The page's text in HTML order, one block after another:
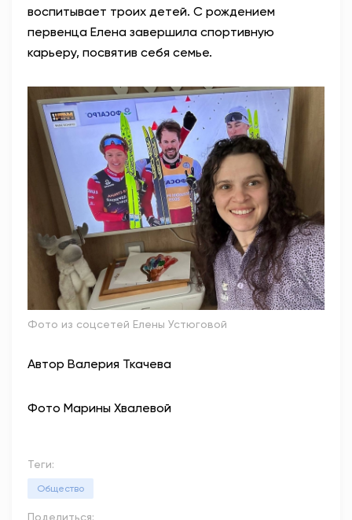
воспитывает троих детей. С рождением
первенца Елена завершила спортивную
карьеру, посвятив себя семье.
Фото из соцсетей Елены Устюговой
Автор Валерия Ткачева
Фото Марины Хвалевой
Теги:
Общество
Поделиться: